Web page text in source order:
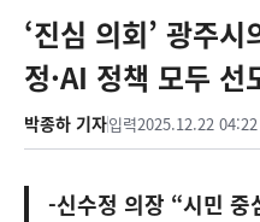
‘진심 의회’ 광주
정·AI 정책 모두 선
박종하 기자입력2025.12.22 04:22
-신수정 의장 “시민